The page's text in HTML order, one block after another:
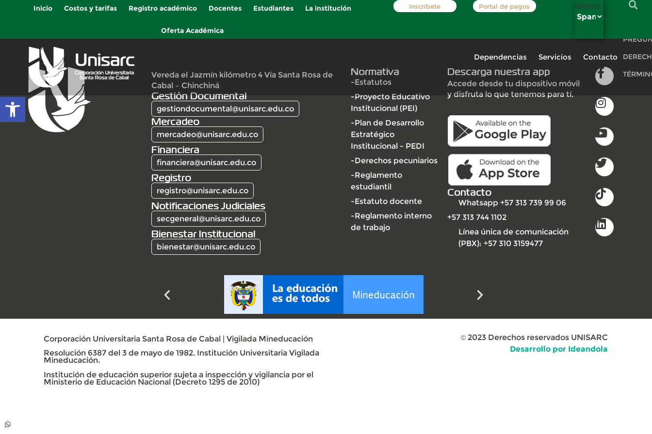
Abrir barra de herramientas
Inicio Costos y tarifas Registro académico Docentes Estudiantes La institución
Oferta Académica
Inscríbete Portal de pagos Idioma
Dependencias Servicios
Contacto
Vereda el Jazmín kilómetro 4 Vía Santa Rosa de
Cabal – Chinchiná
Gestión Documental
gestiondocumental@unisarc.edu.co
Mercadeo
mercadeo@unisarc.edu.co
Financiera
financiera@unisarc.edu.co
Registro
registro@unisarc.edu.co
Notificaciones Judiciales
secgeneral@unisarc.edu.co
Bienestar Institucional
bienestar@unisarc.edu.co
Normativa
-Estatutos
-Proyecto Educativo
Institucional (PEI)
-Plan de Desarrollo
Estratégico
Institucional - PEDI
-Derechos pecuniarios
-Reglamento
estudiantil
-Estatuto docente
-Reglamento interno
de trabajo
Descarga nuestra app
Accede desde tu dispositivo móvil
y disfruta lo que tenemos para tí.
Contacto
Whatsapp +57 313 739 99 06
+57 313 744 1102
Línea única de comunicación
(PBX): +57 310 3159477
Corporación Universitaria Santa Rosa de Cabal | Vigilada Mineducación
Resolución 6387 del 3 de mayo de 1982. Institución Universitaria Vigilada
Mineducación.
Institución de educación superior sujeta a inspección y vigilancia por el
Ministerio de Educación Nacional (Decreto 1295 de 2010)
© 2023 Derechos reservados UNISARC
Desarrollo por Ideandola